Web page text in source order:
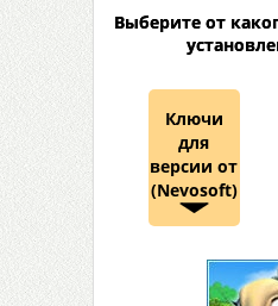
Выберите от
Ключи
для
версии от
(Nevosoft)